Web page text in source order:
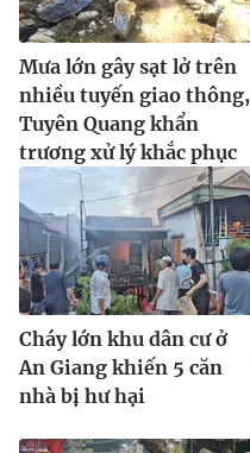
Mưa lớn gây sạt lở trên
nhiều tuyến giao thông,
Tuyên Quang khẩn
trương xử lý khắc phục
Cháy lớn khu dân cư ở
An Giang khiến 5 căn
nhà bị hư hại